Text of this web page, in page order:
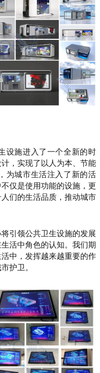
设施进入了一个全新的时
，实现了以人为本、节能
为城市生活注入了新的活
仅是使用功能的设施，更
们的生活品质，推动城市
引领公共卫生设施的发展
活中角色的认知。我们期
中，发挥越来越重要的作
护卫。